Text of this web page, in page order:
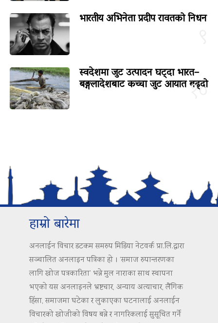
भारतीय अभिनेता प्रदीप रावतको निधन
१०
स्वदेशमा जुट उत्पादन घट्दा भारत–
बङ्गलादेशबाट कच्चा जुट आयात बढ्दो
हाम्रो बारेमा
अनलाईन विचार डटकम समरुप मिडिया नेटवर्क प्रा.लि.द्वारा
सञ्चालित अनलाइन पत्रिका हो । ‘समाज रुपान्तरणका
लागि खोज पत्रकारिता’ भन्ने मुल नाराका साथ स्थापना
भएको यस अनलाइनले भ्रष्टचार, अन्याय अत्याचार, लैंगिक
हिंसा, समाजमा घटेका र लुकाएका घटनालाई अनलाईन
विचारको खोजीको विषय बन्ने र नागरिकलाई सुसूचित गर्ने